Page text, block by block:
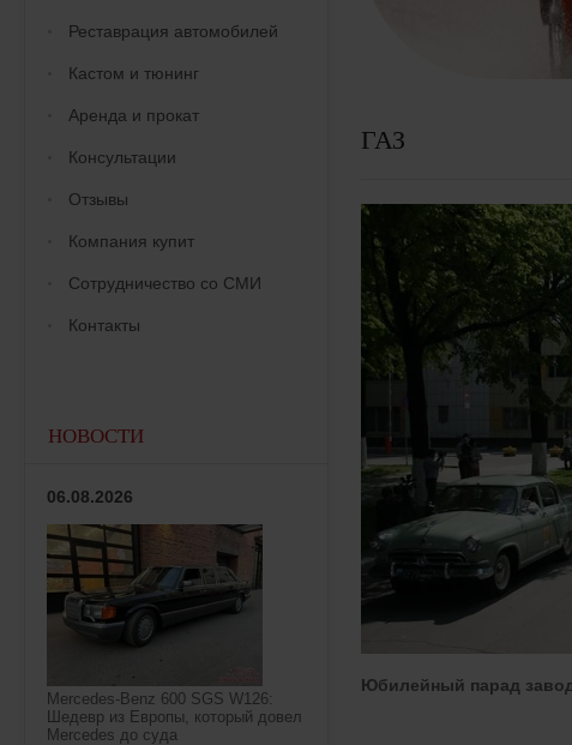
ГАЗ
Юбилейный парад
Реставрация автомобилей
Кастом и тюнинг
Аренда и прокат
Консультации
Отзывы
Компания купит
Сотрудничество со СМИ
Контакты
НОВОСТИ
06.08.2026
Mercedes-Benz 600 SGS W126:
Шедевр из Европы, который довел
Mercedes до суда